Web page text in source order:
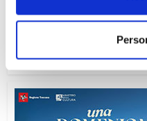
dei soli cookie tecnici.
il tuo consenso alla
ogni momentoRevoca